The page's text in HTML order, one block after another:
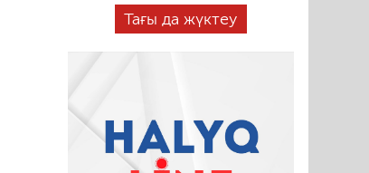
Тағы да жүктеу